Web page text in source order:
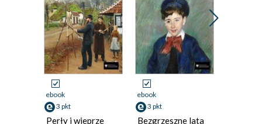
ebook
3 pkt
Perły i wieprze
ebook
3 pkt
Bezgrzeszne lata